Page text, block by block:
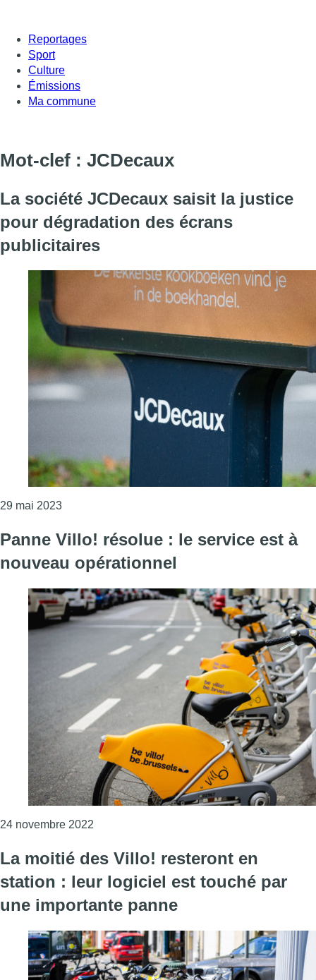
Reportages
Sport
Culture
Émissions
Ma commune
Mot-clef : JCDecaux
La société JCDecaux saisit la justice
pour dégradation des écrans
publicitaires
29 mai 2023Consulter l'article "La société JCDecaux saisit la
Panne Villo! résolue : le service est à
nouveau opérationnel
24 novembre 2022
La moitié des Villo! resteront en
station : leur logiciel est touché par
une importante panne